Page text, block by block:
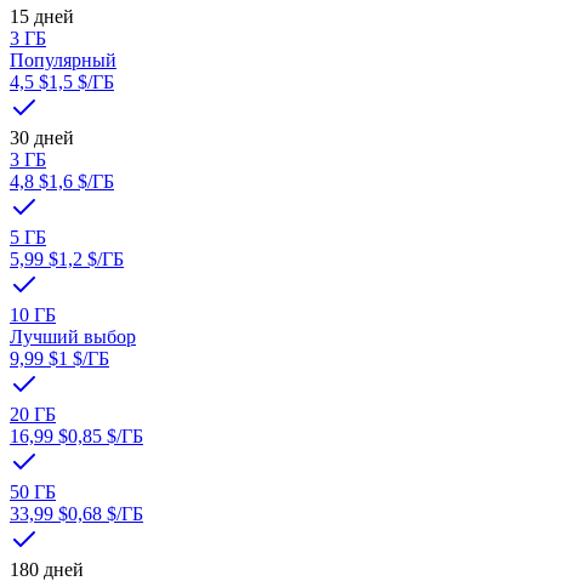
15 дней
3 ГБ
Популярный
4,5 $1,5 $/ГБ
30 дней
3 ГБ
4,8 $1,6 $/ГБ
5 ГБ
5,99 $1,2 $/ГБ
10 ГБ
Лучший выбор
9,99 $1 $/ГБ
20 ГБ
16,99 $0,85 $/ГБ
50 ГБ
33,99 $0,68 $/ГБ
180 дней